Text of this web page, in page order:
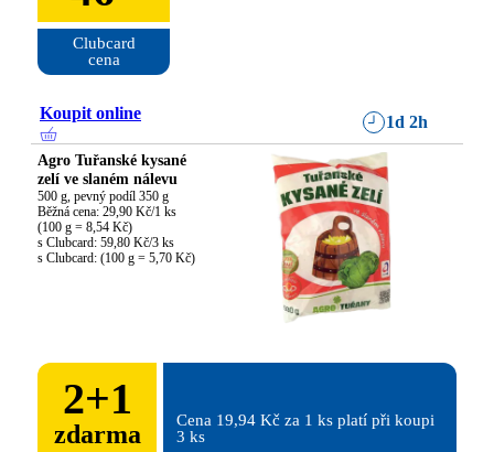
Clubcard
cena
Koupit online 1d 2h
Agro Tuřanské kysané
zelí ve slaném nálevu
500 g, pevný podíl 350 g
Běžná cena: 29,90 Kč/1 ks
(100 g = 8,54 Kč)
s Clubcard: 59,80 Kč/3 ks
s Clubcard: (100 g = 5,70 Kč)
2+1
zdarma
Cena 19,94 Kč za 1 ks platí při koupi
3 ks